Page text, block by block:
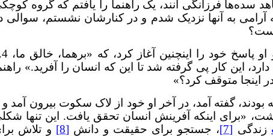
سده‌ها فرزانگی آنند، یک راهنما را یافتم که گروه
به آنها نزدیک شدم و در کنارشان نشستم، سوالی
با احترام همین سوال را از آن راهنمای
این کار پی گرفته شد تا این که انسان را آفرید.»
اینجا متوقف کرد؟»
گفته آمد، در آخر او خود از لاک سکوت بیرون آمد و
«برای اینکه آفرینش انسان تحقق یافت. این تنها
زندگی [7] ، جستجو برای حقیقت و دانش [8]
و تلاش